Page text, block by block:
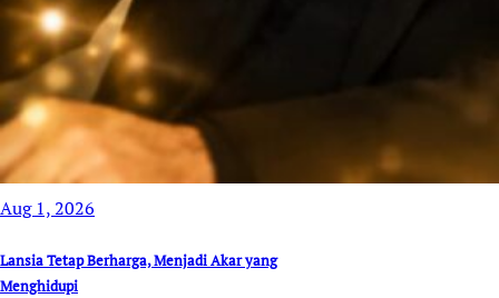
Aug 1, 2026
Lansia Tetap Berharga, Menjadi Akar yang
Menghidupi